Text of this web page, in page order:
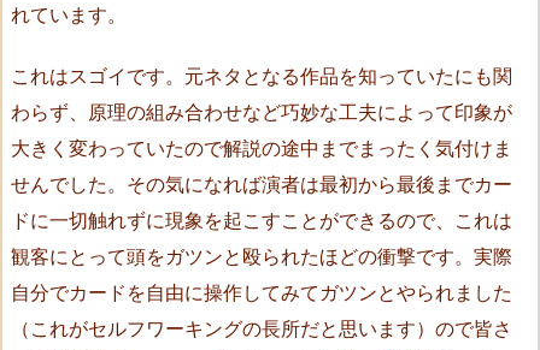
e
e
n’s
Q
u
a
れています。
これはスゴイです。元ネタとなる作品を知っていたにも関
わらず、原理の組み合わせなど巧妙な工夫によって印象が
大きく変わっていたので解説の途中までまったく気付けま
せんでした。その気になれば演者は最初から最後までカー
ドに一切触れずに現象を起こすことができるので、これは
観客にとって頭をガツンと殴られたほどの衝撃です。実際
自分でカードを自由に操作してみてガツンとやられました
（これがセルフワーキングの長所だと思います）ので皆さ